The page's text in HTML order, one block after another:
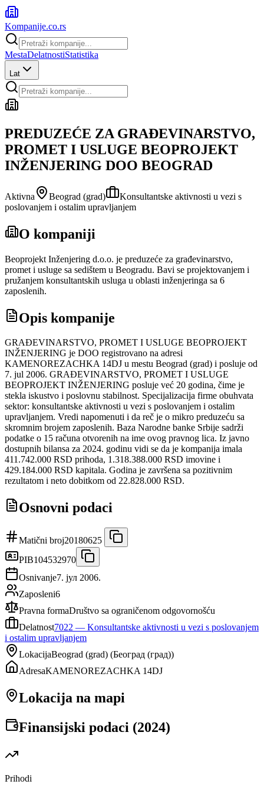
Kompanije.co.rs
MestaDelatnostiStatistika
Lat
PREDUZEĆE ZA GRAĐEVINARSTVO,
PROMET I USLUGE BEOPROJEKT
INŽENJERING DOO BEOGRAD
Aktivna Beograd (grad)
Konsultantske aktivnosti u vezi s
poslovanjem i ostalim upravljanjem
O kompaniji
Beoprojekt Inženjering d.o.o. je preduzeće za građevinarstvo,
promet i usluge sa sedištem u Beogradu. Bavi se projektovanjem i
pružanjem konsultantskih usluga u oblasti inženjeringa sa 6
zaposlenih.
Opis kompanije
GRAĐEVINARSTVO, PROMET I USLUGE BEOPROJEKT
INŽENJERING je DOO registrovano na adresi
KAMENOREZACHKA 14DJ u mestu Beograd (grad) i posluje od
7. jul 2006. GRAĐEVINARSTVO, PROMET I USLUGE
BEOPROJEKT INŽENJERING posluje već 20 godina, čime je
stekla iskustvo i poslovnu stabilnost. Specijalizacija firme obuhvata
sektor: konsultantske aktivnosti u vezi s poslovanjem i ostalim
upravljanjem. Vredi napomenuti i da reč je o mikro preduzeću sa
skromnim brojem zaposlenih. Baza Narodne banke Srbije sadrži
podatke o 15 računa otvorenih na ime ovog pravnog lica. Iz javno
dostupnih bilansa za 2024. godinu vidi se da je kompanija imala
411.742.000 RSD prihoda, 1.318.388.000 RSD imovine i
429.184.000 RSD kapitala. Godina je završena sa pozitivnim
rezultatom i neto dobitkom od 22.828.000 RSD.
Osnovni podaci
Matični broj20180625
PIB104532970
Osnivanje7. јул 2006.
Zaposleni6
Pravna formaDruštvo sa ograničenom odgovornošću
Delatnost7022 — Konsultantske aktivnosti u vezi s poslovanjem
i ostalim upravljanjem
LokacijaBeograd (grad) (Београд (град))
AdresaKAMENOREZACHKA 14DJ
Lokacija na mapi
Finansijski podaci (2024)
Prihodi